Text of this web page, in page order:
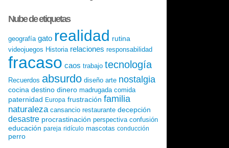
Nube de etiquetas
geografía gato realidad rutina
videojuegos Historia relaciones responsabilidad
fracaso caos trabajo tecnología
Recuerdos absurdo diseño arte nostalgia
cocina destino dinero madrugada comida
paternidad Europa frustración familia
naturaleza cansancio restaurante decepción
desastre procrastinación perspectiva confusión
educación pareja ridículo mascotas conducción
perro